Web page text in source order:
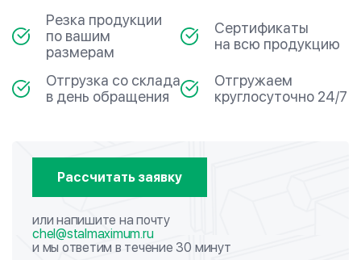
Резка продукции
по вашим
размерам
Сертификаты
на всю продукцию
Отгрузка со склада
в день обращения
Отгружаем
круглосуточно 24/7
Рассчитать заявку
или напишите на почту
chel@stalmaximum.ru
и мы ответим в течение 30 минут